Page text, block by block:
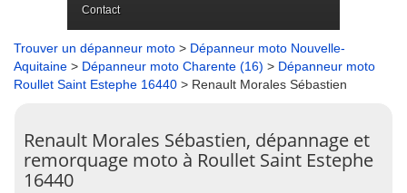
Contact
Trouver un dépanneur moto > Dépanneur moto Nouvelle-
Aquitaine > Dépanneur moto Charente (16) > Dépanneur moto
Roullet Saint Estephe 16440 > Renault Morales Sébastien
Renault Morales Sébastien, dépannage et
remorquage moto à Roullet Saint Estephe
16440